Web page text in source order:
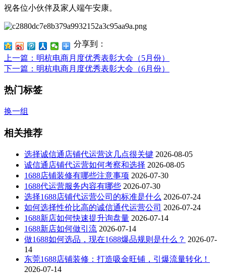
祝各位小伙伴及家人端午安康。
分享到：
上一篇 ：明杭电商月度优秀表彰大会（5月份）
下一篇 ：明杭电商月度优秀表彰大会（6月份）
热门标签
换一组
相关推荐
选择诚信通店铺代运营这几点很关键 2026-08-05
诚信通店铺代运营如何考察和选择 2026-08-05
1688店铺装修有哪些注意事项 2026-07-30
1688代运营服务内容有哪些 2026-07-30
选择1688店铺代运营公司的标准是什么 2026-07-24
如何选择性价比高的诚信通代运营公司 2026-07-24
1688新店如何快速提升询盘量 2026-07-14
1688新店如何做引流 2026-07-14
做1688如何选品，现在1688爆品规则是什么？ 2026-07-
14
东莞1688店铺装修：打造吸金旺铺，引爆流量转化！
2026-07-14